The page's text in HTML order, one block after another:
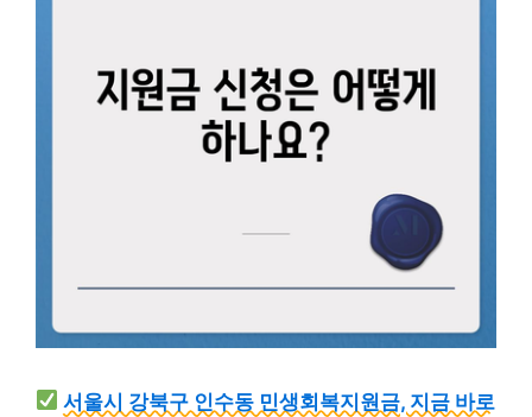
서울시 강북구 인수동 민생회복지원금, 지금 바로